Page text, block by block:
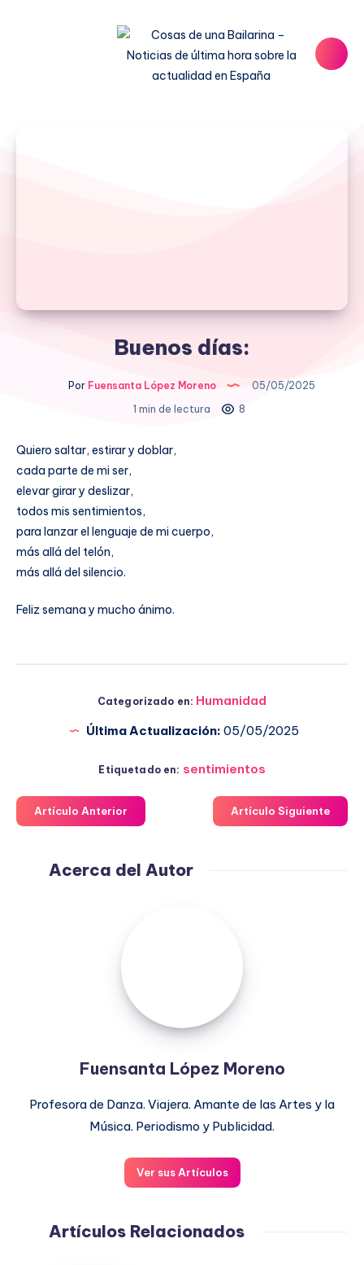
Buenos días:
PorFuensanta López Moreno
05/05/2025
1 min de lectura
8
Quiero saltar, estirar y doblar,
cada parte de mi ser,
elevar girar y deslizar,
todos mis sentimientos,
para lanzar el lenguaje de mi cuerpo,
más allá del telón,
más allá del silencio.
Feliz semana y mucho ánimo.
Categorizado en: Humanidad
Última Actualización: 05/05/2025
Etiquetado en: sentimientos
Artículo Anterior Artículo Siguiente
Acerca del Autor
Fuensanta López Moreno
Profesora de Danza. Viajera. Amante de las Artes y la
Música. Periodismo y Publicidad.
Ver sus Artículos
Artículos Relacionados